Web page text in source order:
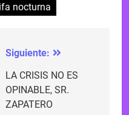
nocturna
Siguiente:
LA CRISIS NO ES
OPINABLE, SR.
ZAPATERO